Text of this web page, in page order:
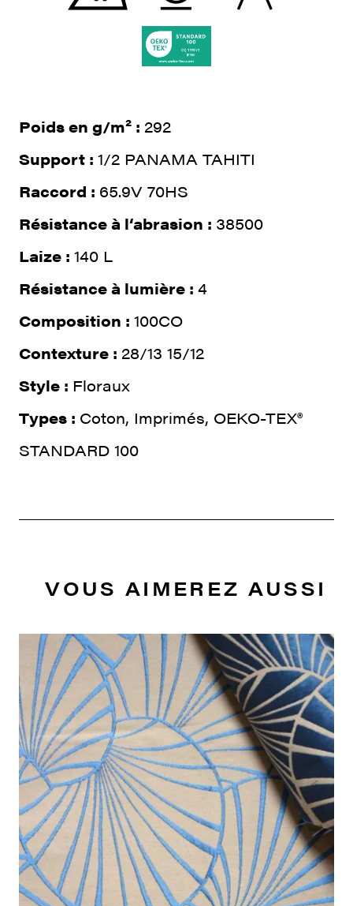
Poids en g/m² : 292
Support : 1/2 PANAMA TAHITI
Raccord : 65.9V 70HS
Résistance à l‘abrasion : 38500
Laize : 140 L
Résistance à lumière : 4
Composition : 100CO
Contexture : 28/13 15/12
Style : Floraux
Types : Coton, Imprimés, OEKO-TEX®
STANDARD 100
VOUS AIMEREZ AUSSI